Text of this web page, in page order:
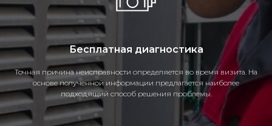
Бесплатная диагностика
Точная причина неисправности определяется во время визита. На
основе полученной информации предлагается наиболее
подходящий способ решения проблемы.